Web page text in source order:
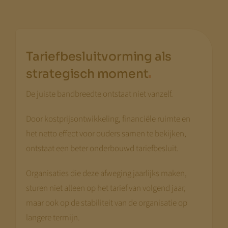
Tariefbesluitvorming als
strategisch moment.
De juiste bandbreedte ontstaat niet vanzelf.
Door kostprijsontwikkeling, financiële ruimte en
het netto effect voor ouders samen te bekijken,
ontstaat een beter onderbouwd tariefbesluit.
Organisaties die deze afweging jaarlijks maken,
sturen niet alleen op het tarief van volgend jaar,
maar ook op de stabiliteit van de organisatie op
langere termijn.